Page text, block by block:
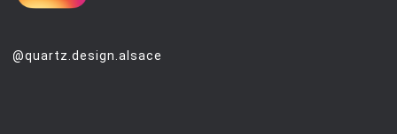
@quartz.design.alsace